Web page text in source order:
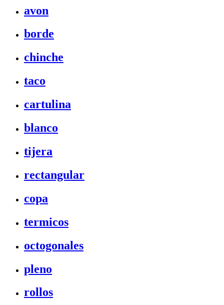
avon
borde
chinche
taco
cartulina
blanco
tijera
rectangular
copa
termicos
octogonales
pleno
rollos